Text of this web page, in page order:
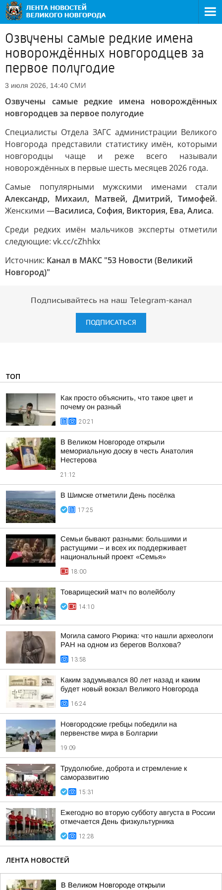
Озвучены самые редкие имена
новорождённых новгородцев за
первое полугодие
3 июля 2026, 14:40 СМИ
Озвучены самые редкие имена новорождённых
новгородцев за первое полугодие
Специалисты Отдела ЗАГС администрации Великого
Новгорода представили статистику имён, которыми
новгородцы чаще и реже всего называли
новорождённых в первые шесть месяцев 2026 года.
Самые популярными мужскими именами стали
Александр, Михаил, Матвей, Дмитрий, Тимофей.
Женскими —Василиса, София, Виктория, Ева, Алиса.
Среди редких имён мальчиков эксперты отметили
следующие: vk.cc/cZhhkx
Источник: Канал в МАКС "53 Новости (Великий
Новгород)"
Подписывайтесь на наш Telegram-канал
ПОДПИСАТЬСЯ
ТОП
Как просто объяснить, что такое цвет и
почему он разный
20:21
В Великом Новгороде открыли
мемориальную доску в честь Анатолия
Нестерова
21:12
В Шимске отметили День посёлка
17:25
Семьи бывают разными: большими и
растущими – и всех их поддерживает
национальный проект «Семья»
18:00
Товарищеский матч по волейболу
14:10
Могила самого Рюрика: что нашли археологи
РАН на одном из берегов Волхова?
13:58
Каким задумывался 80 лет назад и каким
будет новый вокзал Великого Новгорода
16:24
Новгородские гребцы победили на
первенстве мира в Болгарии
19:09
Трудолюбие, доброта и стремление к
саморазвитию
15:31
Ежегодно во вторую субботу августа в России
отмечается День физкультурника
12:28
ЛЕНТА НОВОСТЕЙ
В Великом Новгороде открыли